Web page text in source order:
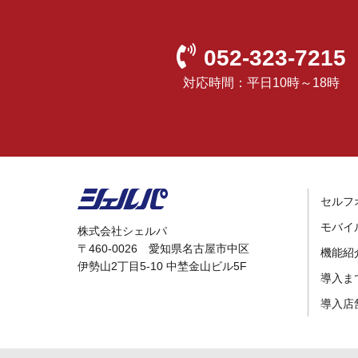
052-323-7215
対応時間：平日10時～18時
株式会社シェルパ
〒460-0026 愛知県名古屋市中区
伊勢山2丁目5-10 中埜金山ビル5F
セルフ
モバイ
機能紹
導入ま
導入店